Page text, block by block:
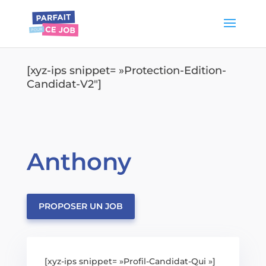
[xyz-ips snippet= »Protection-Edition-
Candidat-V2″]
Anthony
PROPOSER UN JOB
[xyz-ips snippet= »Profil-Candidat-Qui »]